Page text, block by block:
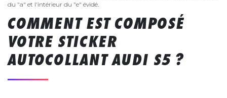
du "a" et l'intérieur du "e" évidé.
COMMENT EST COMPOSÉ
VOTRE STICKER
AUTOCOLLANT AUDI S5 ?